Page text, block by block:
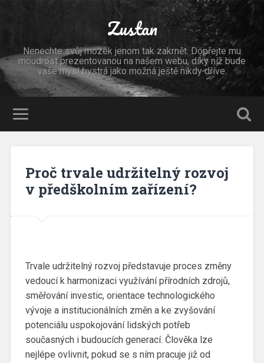
Zustan
Nenechte svůj mozek jenom tak zakrnět. Dopřejte mu
moudrost prezentovanou na našem webu, díky níž bude
vaše mysl bystrá jako možná ještě nikdy dříve.
Proč trvale udržitelný rozvoj
v předškolním zařízení?
Trvale udržitelný rozvoj představuje proces změny
vedoucí k harmonizaci využívání přírodních zdrojů,
směřování investic, orientace technologického
vývoje a institucionálních změn a ke zvyšování
potenciálu uspokojování lidských potřeb
současných i budoucích generací. Člověka lze
nejlépe ovlivnit, pokud se s ním pracuje již od